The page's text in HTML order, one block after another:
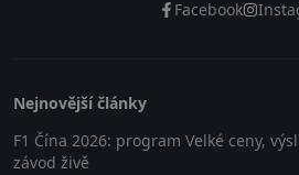
Facebook
Nejnovější články
F1 Čína 2026: program Velké ceny,
závod živě